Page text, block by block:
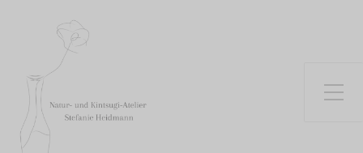
Toggle Side Menu